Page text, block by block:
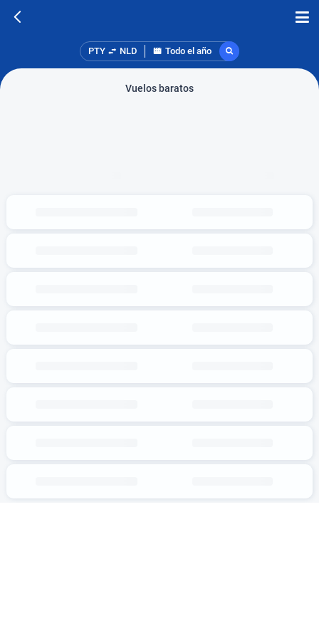
PTY NLD Todo el año
Vuelos baratos